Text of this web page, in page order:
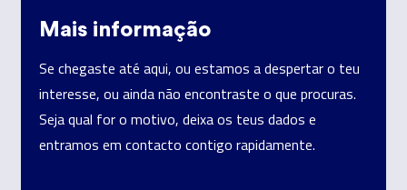
Mais informação
Se chegaste até aqui, ou estamos a despertar o teu
interesse, ou ainda não encontraste o que procuras.
Seja qual for o motivo, deixa os teus dados e
entramos em contacto contigo rapidamente.